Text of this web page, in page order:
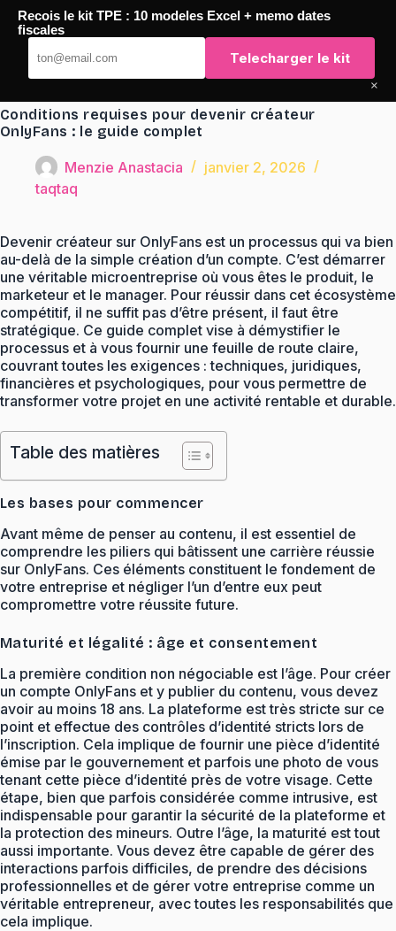
Passer
contenu
TaqTaq
Conditions requises pour devenir créateur
OnlyFans : le guide complet
Menzie Anastacia
janvier 2, 2026
taqtaq
Devenir créateur sur OnlyFans est un processus qui va bien
au-delà de la simple création d’un compte. C’est démarrer
une véritable microentreprise où vous êtes le produit, le
marketeur et le manager. Pour réussir dans cet écosystème
compétitif, il ne suffit pas d’être présent, il faut être
stratégique. Ce guide complet vise à démystifier le
processus et à vous fournir une feuille de route claire,
couvrant toutes les exigences : techniques, juridiques,
financières et psychologiques, pour vous permettre de
transformer votre projet en une activité rentable et durable.
Table des matières
Les bases pour commencer
Avant même de penser au contenu, il est essentiel de
comprendre les piliers qui bâtissent une carrière réussie
sur OnlyFans. Ces éléments constituent le fondement de
votre entreprise et négliger l’un d’entre eux peut
compromettre votre réussite future.
Maturité et légalité : âge et consentement
La première condition non négociable est l’âge. Pour créer
un compte OnlyFans et y publier du contenu, vous devez
avoir au moins 18 ans. La plateforme est très stricte sur ce
point et effectue des contrôles d’identité stricts lors de
l’inscription. Cela implique de fournir une pièce d’identité
émise par le gouvernement et parfois une photo de vous
tenant cette pièce d’identité près de votre visage. Cette
étape, bien que parfois considérée comme intrusive, est
indispensable pour garantir la sécurité de la plateforme et
la protection des mineurs. Outre l’âge, la maturité est tout
aussi importante. Vous devez être capable de gérer des
interactions parfois difficiles, de prendre des décisions
professionnelles et de gérer votre entreprise comme un
véritable entrepreneur, avec toutes les responsabilités que
cela implique.
Recois le kit TPE : 10 modeles Excel + memo dates
fiscales
Telecharger le kit
×